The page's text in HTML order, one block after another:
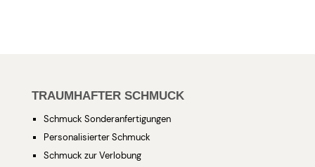
TRAUMHAFTER SCHMUCK
Schmuck Sonderanfertigungen
Personalisierter Schmuck
Schmuck zur Verlobung